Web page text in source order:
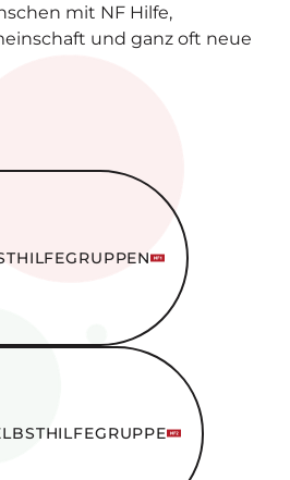
mit NF Hilfe,
und ganz oft neue